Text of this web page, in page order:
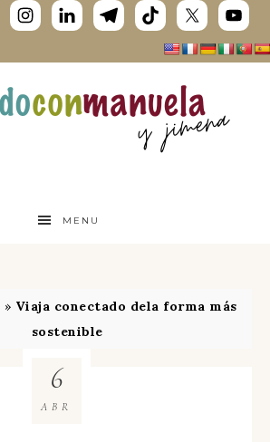
MENU
» Viaja conectado dela forma más
sostenible
6
ABR